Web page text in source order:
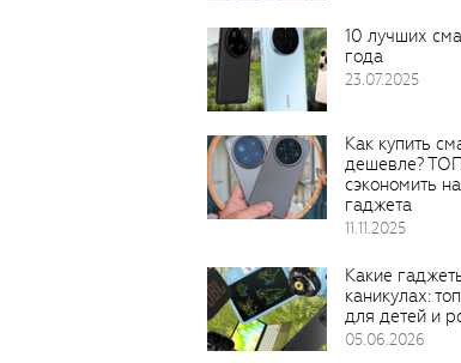
10 лучших
года
23.07.2025
Как купить
дешевле?
сэкономить
гаджета
11.11.2025
Какие
каникулах:
для детей и
05.06.2026